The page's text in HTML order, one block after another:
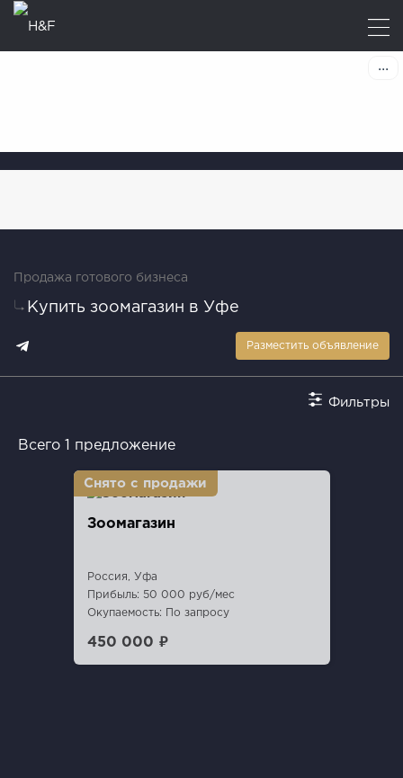
Продажа готового бизнеса
Купить зоомагазин в Уфе
Разместить объявление
Фильтры
Всего 1 предложение
Зоомагазин
Россия, Уфа
Прибыль: 50 000 руб/мес
Окупаемость: По запросу
450 000 ₽